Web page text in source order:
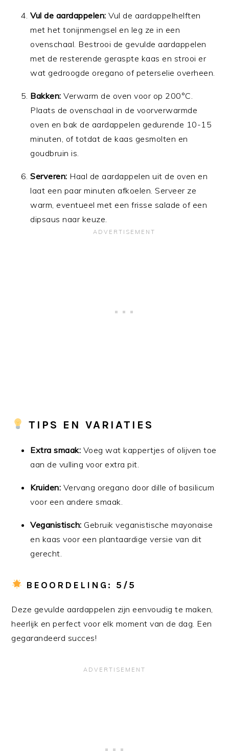
Vul de aardappelen: Vul de aardappelhelften
met het tonijnmengsel en leg ze in een
ovenschaal. Bestrooi de gevulde aardappelen
met de resterende geraspte kaas en strooi er
wat gedroogde oregano of peterselie overheen.
Bakken: Verwarm de oven voor op 200°C.
Plaats de ovenschaal in de voorverwarmde
oven en bak de aardappelen gedurende 10-15
minuten, of totdat de kaas gesmolten en
goudbruin is.
Serveren: Haal de aardappelen uit de oven en
laat een paar minuten afkoelen. Serveer ze
warm, eventueel met een frisse salade of een
dipsaus naar keuze.
TIPS EN VARIATIES
Extra smaak: Voeg wat kappertjes of olijven toe
aan de vulling voor extra pit.
Kruiden: Vervang oregano door dille of basilicum
voor een andere smaak.
Veganistisch: Gebruik veganistische mayonaise
en kaas voor een plantaardige versie van dit
gerecht.
BEOORDELING: 5/5
Deze gevulde aardappelen zijn eenvoudig te maken,
heerlijk en perfect voor elk moment van de dag. Een
gegarandeerd succes!